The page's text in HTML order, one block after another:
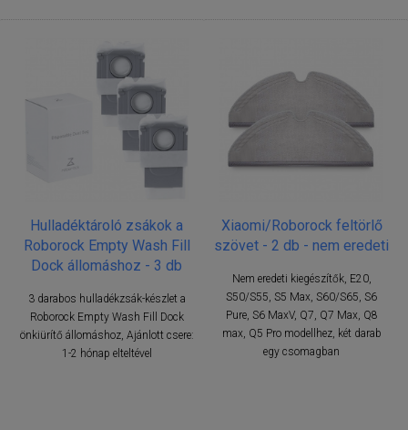
Hulladéktároló zsákok a
Roborock Empty Wash Fill
Dock állomáshoz - 3 db
3 darabos hulladékzsák-készlet a
Roborock Empty Wash Fill Dock
önkiürítő állomáshoz, Ajánlott csere:
1-2 hónap elteltével
Xiaomi/Roborock feltörlő
szövet - 2 db - nem eredeti
Nem eredeti kiegészítők, E20,
S50/S55, S5 Max, S60/S65, S6
Pure, S6 MaxV, Q7, Q7 Max, Q8
max, Q5 Pro modellhez, két darab
egy csomagban